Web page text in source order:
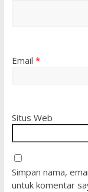
Email *
Situs Web
Simpan nama,
untuk komentar